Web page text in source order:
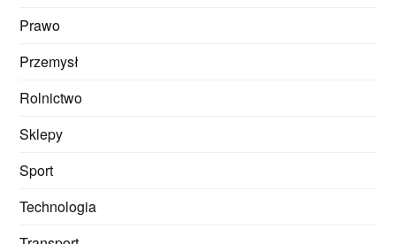
Prawo
Przemysł
Rolnictwo
Sklepy
Sport
Technologia